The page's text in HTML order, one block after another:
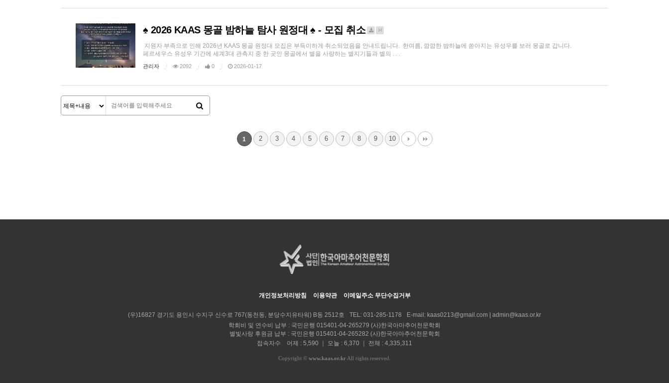
♠ 2026 KAAS 몽골 밤하늘 탐사 원정대 ♠ - 모집 취소 H
지원자 부족으로 인해 2026년 KAAS 몽골 원정대 모집은 부득이하게 취소되었음을 안내드립니다. 한여름, 깜깜한 밤하늘에 쏟아지는 유성우를 보러 몽골로 갑니다.
페르세우스 유성우 기간에 세계3대 관측지 중 한 곳인 몽골에서 별을 사랑하는 별지기들과 별의 . . .
관리자 2092 0 2026-01-17
1 2 3 4 5 6 7 8 9 10
개인정보처리방침 이용약관 이메일주소 무단수집거부
(우)16827 경기도 용인시 수지구 신수로 767(동천동, 분당수지유타워) B동 2512호 TEL: 031-285-1178 E-mail: kaas0213@gmail.com | admin@kaas.or.kr
학회비 및 연수비 납부 : 국민은행 015401-04-265279 (사)한국아마추어천문학회
별빛사랑 후원금 납부 : 국민은행 015401-04-265282 (사)한국아마추어천문학회
접속자수 어제 : 5,590 ｜ 오늘 : 6,370 ｜ 전체 : 4,335,311
Copyright © www.kaas.or.kr All rights reserved.